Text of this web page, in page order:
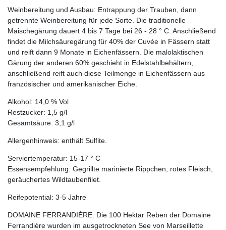
Weinbereitung und Ausbau: Entrappung der Trauben, dann
getrennte Weinbereitung für jede Sorte. Die traditionelle
Maischegärung dauert 4 bis 7 Tage bei 26 - 28 ° C. Anschließend
findet die Milchsäuregärung für 40% der Cuvée in Fässern statt
und reift dann 9 Monate in Eichenfässern. Die malolaktischen
Gärung der anderen 60% geschieht in Edelstahlbehältern,
anschließend reift auch diese Teilmenge in Eichenfässern aus
französischer und amerikanischer Eiche.
Alkohol: 14,0 % Vol
Restzucker: 1,5 g/l
Gesamtsäure: 3,1 g/l
Allergenhinweis: enthält Sulfite.
Serviertemperatur: 15-17 ° C
Essensempfehlung: Gegrillte marinierte Rippchen, rotes Fleisch,
geräuchertes Wildtaubenfilet.
Reifepotential: 3-5 Jahre
DOMAINE FERRANDIÉRE: Die 100 Hektar Reben der Domaine
Ferrandière wurden im ausgetrockneten See von Marseillette